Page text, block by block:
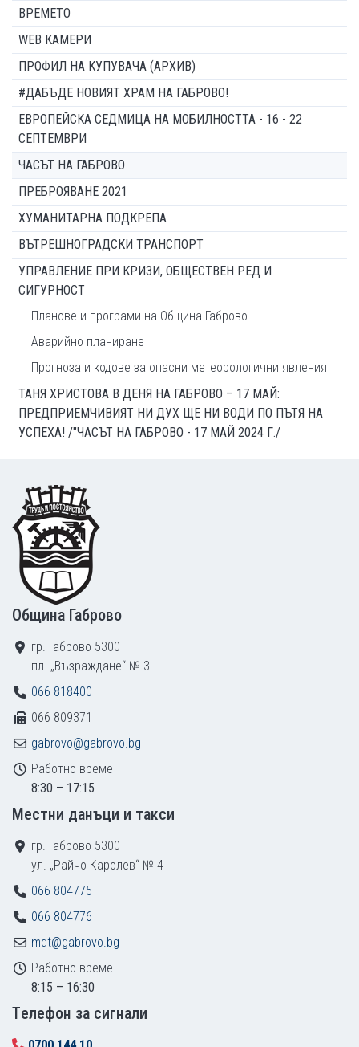
ВРЕМЕТО
WEB КАМЕРИ
ПРОФИЛ НА КУПУВАЧА (АРХИВ)
#ДАБЪДЕ НОВИЯТ ХРАМ НА ГАБРОВО!
ЕВРОПЕЙСКА СЕДМИЦА НА МОБИЛНОСТТА - 16 - 22
СЕПТЕМВРИ
ЧАСЪТ НА ГАБРОВО
ПРЕБРОЯВАНЕ 2021
ХУМАНИТАРНА ПОДКРЕПА
ВЪТРЕШНОГРАДСКИ ТРАНСПОРТ
УПРАВЛЕНИЕ ПРИ КРИЗИ, ОБЩЕСТВЕН РЕД И
СИГУРНОСТ
Планове и програми на Община Габрово
Аварийно планиране
Прогноза и кодове за опасни метеорологични явления
ТАНЯ ХРИСТОВА В ДЕНЯ НА ГАБРОВО – 17 МАЙ:
ПРЕДПРИЕМЧИВИЯТ НИ ДУХ ЩЕ НИ ВОДИ ПО ПЪТЯ НА
УСПЕХА! /"ЧАСЪТ НА ГАБРОВО - 17 МАЙ 2024 Г./
Footer
Община Габрово
гр. Габрово 5300
пл. „Възраждане“ № 3
066 818400
066 809371
gabrovo@gabrovo.bg
Работно време
8:30 – 17:15
Местни данъци и такси
гр. Габрово 5300
ул. „Райчо Каролев“ № 4
066 804775
066 804776
mdt@gabrovo.bg
Работно време
8:15 – 16:30
Tелефон за сигнали